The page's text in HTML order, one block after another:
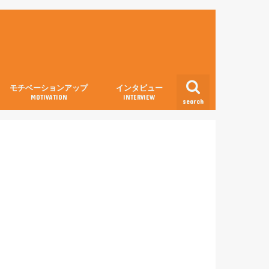
search
モチベーションアップ
MOTIVATION
インタビュー
INTERVIEW